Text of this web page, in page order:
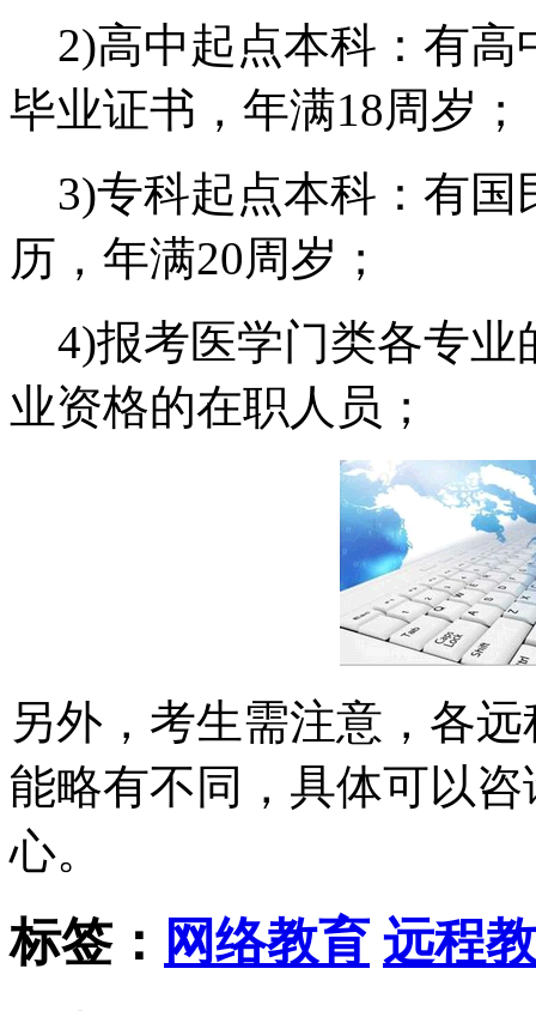
2)高中起点本科：有高
毕业证书，年满18周岁；
3)专科起点本科：有国
历，年满20周岁；
4)报考医学门类各专业
业资格的在职人员；
另外，考生需注意，各
能略有不同，具体可以
心。
标签： 网络教育 远程